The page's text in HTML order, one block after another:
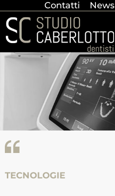
Contatti News
TECNOLOGIE